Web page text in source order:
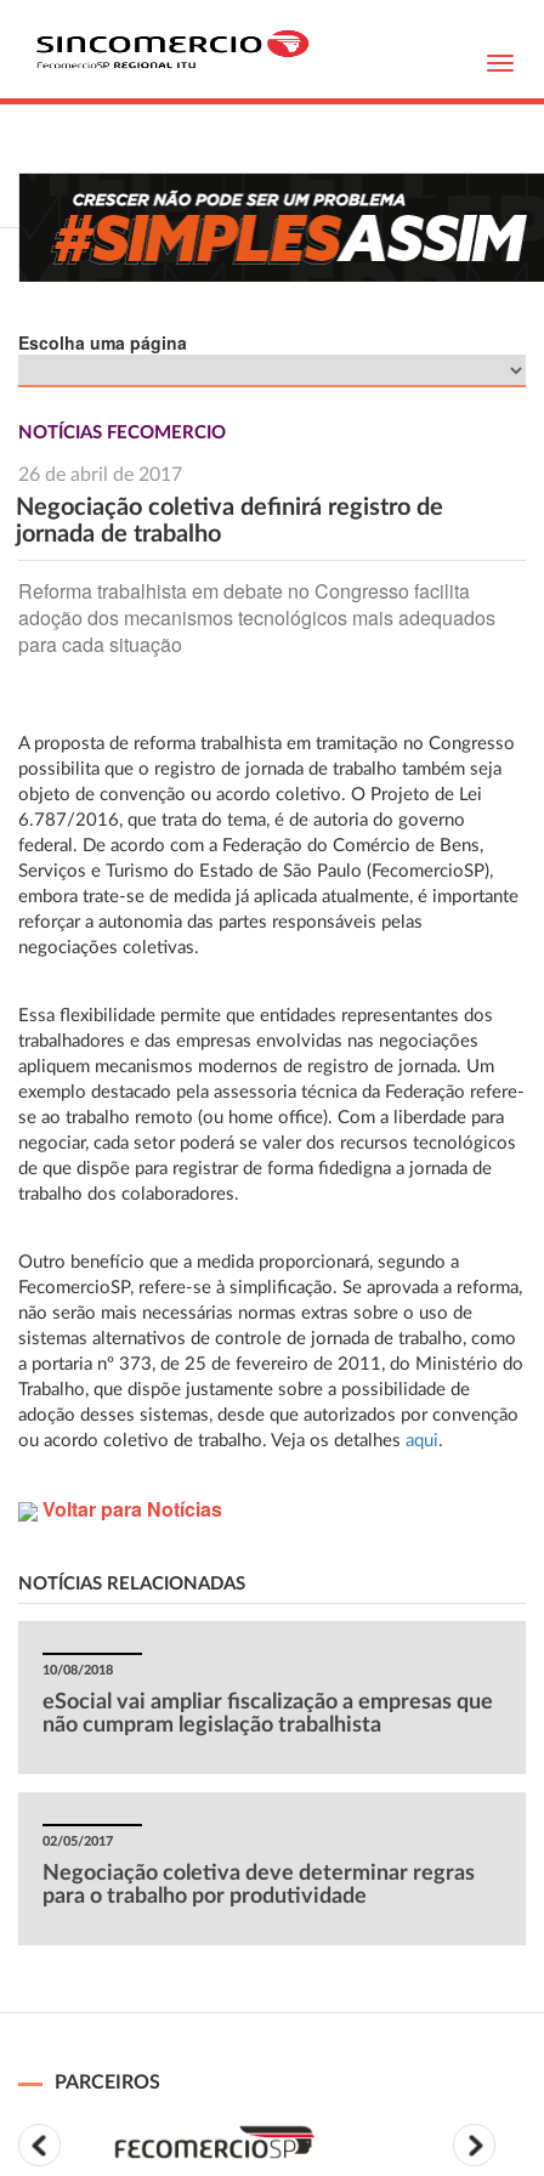
Escolha uma página
NOTÍCIAS FECOMERCIO
26 de abril de 2017
Negociação coletiva definirá registro de
jornada de trabalho
Reforma trabalhista em debate no Congresso facilita
adoção dos mecanismos tecnológicos mais adequados
para cada situação
A proposta de reforma trabalhista em tramitação no Congresso
possibilita que o registro de jornada de trabalho também seja
objeto de convenção ou acordo coletivo. O Projeto de Lei
6.787/2016, que trata do tema, é de autoria do governo
federal. De acordo com a Federação do Comércio de Bens,
Serviços e Turismo do Estado de São Paulo (FecomercioSP),
embora trate-se de medida já aplicada atualmente, é importante
reforçar a autonomia das partes responsáveis pelas
negociações coletivas.
Essa flexibilidade permite que entidades representantes dos
trabalhadores e das empresas envolvidas nas negociações
apliquem mecanismos modernos de registro de jornada. Um
exemplo destacado pela assessoria técnica da Federação refere-
se ao trabalho remoto (ou home office). Com a liberdade para
negociar, cada setor poderá se valer dos recursos tecnológicos
de que dispõe para registrar de forma fidedigna a jornada de
trabalho dos colaboradores.
Outro benefício que a medida proporcionará, segundo a
FecomercioSP, refere-se à simplificação. Se aprovada a reforma,
não serão mais necessárias normas extras sobre o uso de
sistemas alternativos de controle de jornada de trabalho, como
a portaria nº 373, de 25 de fevereiro de 2011, do Ministério do
Trabalho, que dispõe justamente sobre a possibilidade de
adoção desses sistemas, desde que autorizados por convenção
ou acordo coletivo de trabalho. Veja os detalhes aqui.
Voltar para Notícias
NOTÍCIAS RELACIONADAS
10/08/2018
eSocial vai ampliar fiscalização a empresas que
não cumpram legislação trabalhista
02/05/2017
Negociação coletiva deve determinar regras
para o trabalho por produtividade
PARCEIROS